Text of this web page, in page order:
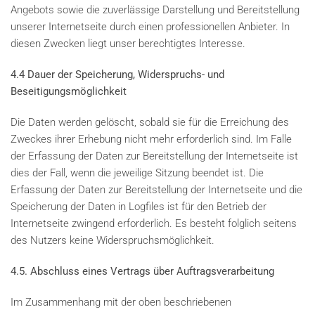
Angebots sowie die zuverlässige Darstellung und Bereitstellung
unserer Internetseite durch einen professionellen Anbieter. In
diesen Zwecken liegt unser berechtigtes Interesse.
4.4 Dauer der Speicherung, Widerspruchs- und
Beseitigungsmöglichkeit
Die Daten werden gelöscht, sobald sie für die Erreichung des
Zweckes ihrer Erhebung nicht mehr erforderlich sind. Im Falle
der Erfassung der Daten zur Bereitstellung der Internetseite ist
dies der Fall, wenn die jeweilige Sitzung beendet ist. Die
Erfassung der Daten zur Bereitstellung der Internetseite und die
Speicherung der Daten in Logfiles ist für den Betrieb der
Internetseite zwingend erforderlich. Es besteht folglich seitens
des Nutzers keine Widerspruchsmöglichkeit.
4.5. Abschluss eines Vertrags über Auftragsverarbeitung
Im Zusammenhang mit der oben beschriebenen